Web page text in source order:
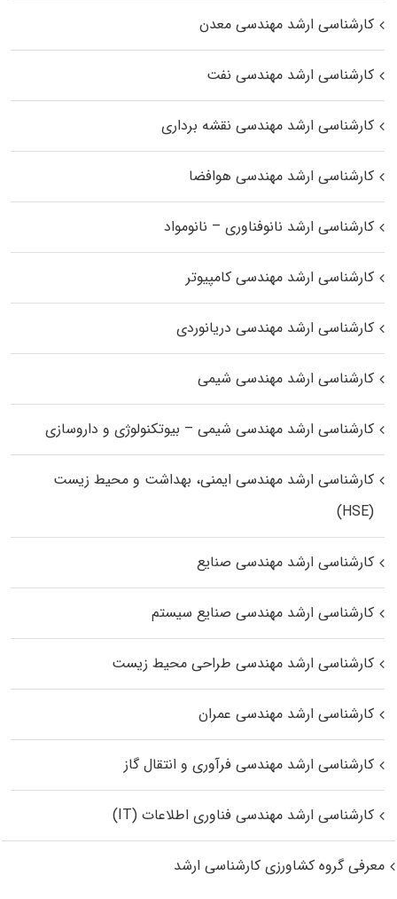
کارشناسی ارشد مهندسی معدن
کارشناسی ارشد مهندسی نفت
کارشناسی ارشد مهندسی نقشه برداری
کارشناسی ارشد مهندسی هوافضا
کارشناسی ارشد نانوفناوری – نانومواد
کارشناسی ارشد مهندسی کامپیوتر
کارشناسی ارشد مهندسی دریانوردی
کارشناسی ارشد مهندسی شیمی
کارشناسی ارشد مهندسی شیمی – بیوتکنولوژی و داروسازی
کارشناسی ارشد مهندسی ایمنی، بهداشت و محیط زیست
(HSE)
کارشناسی ارشد مهندسی صنایع
کارشناسی ارشد مهندسی صنایع سیستم
کارشناسی ارشد مهندسی طراحی محیط زیست
کارشناسی ارشد مهندسی عمران
کارشناسی ارشد مهندسی فرآوری و انتقال گاز
کارشناسی ارشد مهندسی فناوری اطلاعات (IT)
معرفی گروه کشاورزی کارشناسی ارشد